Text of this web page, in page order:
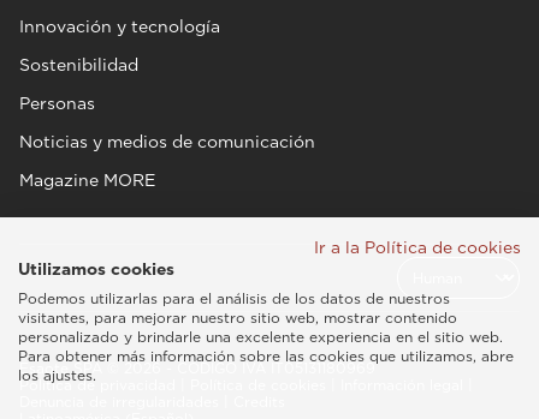
Innovación y tecnología
Sostenibilidad
Personas
Noticias y medios de comunicación
Magazine MORE
Esaote SPA © 2026 - CÓDIGO IVA IT05131180969
Política de privacidad
Ir a la Política de cookies
Utilizamos cookies
Podemos utilizarlas para el análisis de los datos de nuestros
visitantes, para mejorar nuestro sitio web, mostrar contenido
personalizado y brindarle una excelente experiencia en el sitio web.
Para obtener más información sobre las cookies que utilizamos, abre
los ajustes.